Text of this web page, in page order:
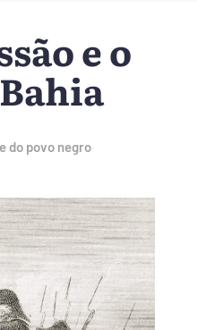
e o
do povo negro